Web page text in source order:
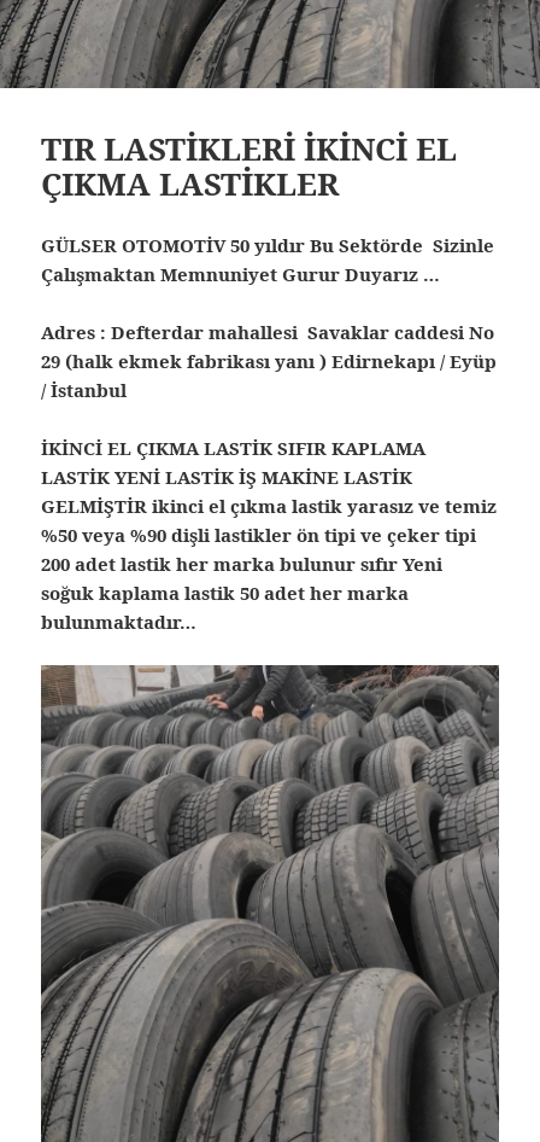
TIR LASTİKLERİ İKİNCİ EL
ÇIKMA LASTİKLER
GÜLSER OTOMOTİV 50 yıldır Bu Sektörde Sizinle
Çalışmaktan Memnuniyet Gurur Duyarız …
Adres : Defterdar mahallesi Savaklar caddesi No
29 (halk ekmek fabrikası yanı ) Edirnekapı / Eyüp
/ İstanbul
İKİNCİ EL ÇIKMA LASTİK SIFIR KAPLAMA
LASTİK YENİ LASTİK İŞ MAKİNE LASTİK
GELMİŞTİR ikinci el çıkma lastik yarasız ve temiz
%50 veya %90 dişli lastikler ön tipi ve çeker tipi
200 adet lastik her marka bulunur sıfır Yeni
soğuk kaplama lastik 50 adet her marka
bulunmaktadır…